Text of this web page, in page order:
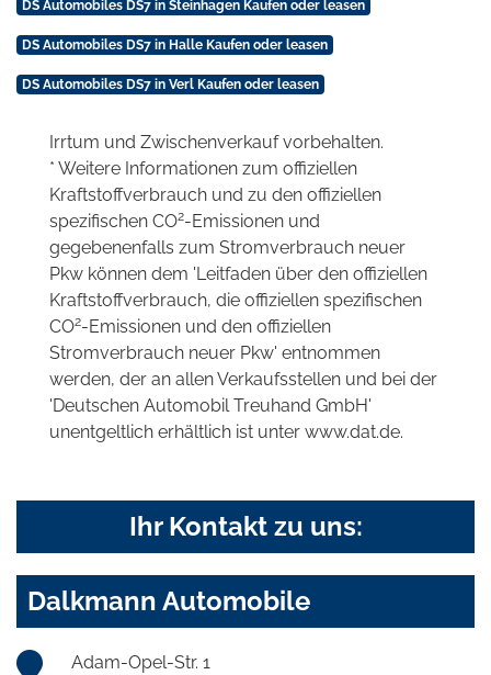
DS Automobiles DS7 in Steinhagen Kaufen oder leasen
DS Automobiles DS7 in Halle Kaufen oder leasen
DS Automobiles DS7 in Verl Kaufen oder leasen
Irrtum und Zwischenverkauf vorbehalten.
* Weitere Informationen zum offiziellen
Kraftstoffverbrauch und zu den offiziellen
spezifischen CO2-Emissionen und
gegebenenfalls zum Stromverbrauch neuer
Pkw können dem 'Leitfaden über den offiziellen
Kraftstoffverbrauch, die offiziellen spezifischen
CO2-Emissionen und den offiziellen
Stromverbrauch neuer Pkw' entnommen
werden, der an allen Verkaufsstellen und bei der
'Deutschen Automobil Treuhand GmbH'
unentgeltlich erhältlich ist unter www.dat.de.
Ihr Kontakt zu uns:
Dalkmann Automobile
Adam-Opel-Str. 1